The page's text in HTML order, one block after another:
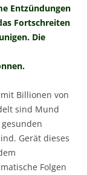
Entzündungen
Fortschreiten
Die
Billionen von
sind Mund
Gerät dieses
Folgen